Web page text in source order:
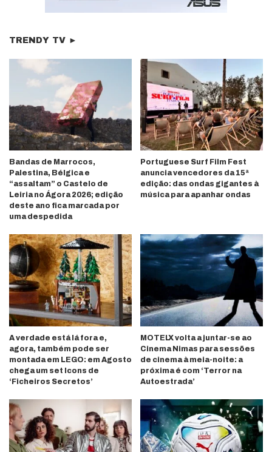
TRENDY TV ►
Bandas de Marrocos,
Palestina, Bélgica e
“assaltam” o Castelo de
Leiria no Ágora 2026; edição
deste ano fica marcada por
uma despedida
Portuguese Surf Film Fest
anuncia vencedores da 15ª
edição: das ondas gigantes à
música para apanhar ondas
A verdade está lá fora e,
agora, também pode ser
montada em LEGO: em Agosto
chega um set Icons de
‘Ficheiros Secretos’
MOTELX volta a juntar-se ao
Cinema Nimas para sessões
de cinema à meia-noite: a
próxima é com ‘Terror na
Autoestrada’